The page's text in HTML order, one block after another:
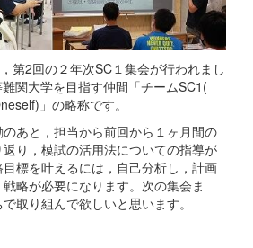
第2回の２年次SC１集会が行われまし
関大学を目指す仲間「チームSC1(
」の略称です。
あと，担当から前回から１ヶ月間の
り，模試の活用法についての指導が
標を叶えるには，自己分析し，計画
略が必要になります。次の集会ま
取り組んで欲しいと思います。